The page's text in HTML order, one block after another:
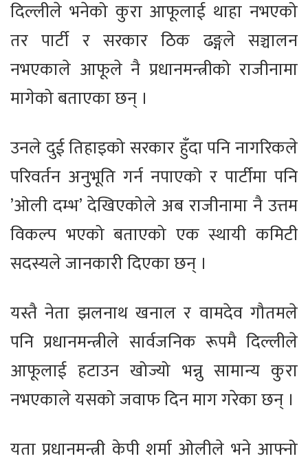
दिल्लीले भनेको कुरा आफूलाई थाहा नभएको
तर पार्टी र सरकार ठिक ढङ्गले सञ्चालन
नभएकाले आफूले नै प्रधानमन्त्रीको राजीनामा
मागेको बताएका छन् ।
उनले दुई तिहाइको सरकार हुँदा पनि नागरिकले
परिवर्तन अनुभूति गर्न नपाएको र पार्टीमा पनि
’ओली दम्भ’ देखिएकोले अब राजीनामा नै उत्तम
विकल्प भएको बताएको एक स्थायी कमिटी
सदस्यले जानकारी दिएका छन् ।
यस्तै नेता झलनाथ खनाल र वामदेव गौतमले
पनि प्रधानमन्त्रीले सार्वजनिक रूपमै दिल्लीले
आफूलाई हटाउन खोज्यो भन्नु सामान्य कुरा
नभएकाले यसको जवाफ दिन माग गरेका छन् ।
यता प्रधानमन्त्री केपी शर्मा ओलीले भने आफ्नो